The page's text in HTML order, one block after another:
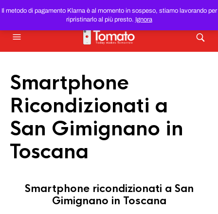
Il metodo di pagamento Klarna è al momento in sospeso, stiamo lavorando per
ripristinarlo al più presto. Ignora
SMARTPHONE E TABLET RICONDIZIONATIAL MIGLIOR
PREZZO DEL WEB!
Smartphone
Ricondizionati a
San Gimignano in
Toscana
Smartphone ricondizionati a San
Gimignano in Toscana